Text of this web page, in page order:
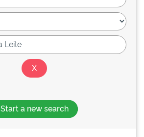
Start a new search